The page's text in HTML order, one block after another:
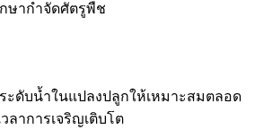
ษากำจัดศัตรูพืช
ะดับน้ำในแปลงปลูกให้เหมาะสมตลอด
วลาการเจริญเติบโต